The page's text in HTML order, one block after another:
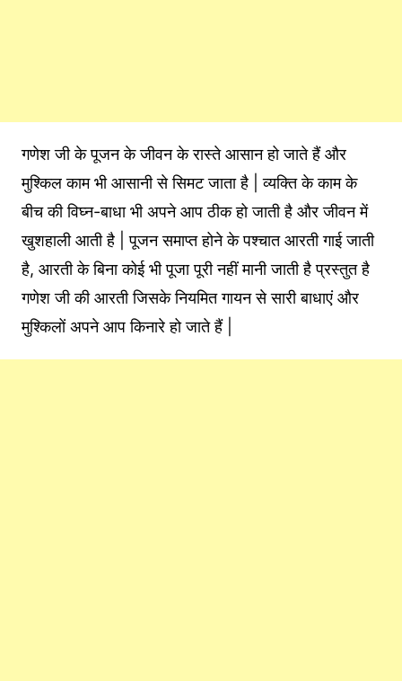
गणेश जी के पूजन के जीवन के रास्ते आसान हो जाते हैं और
मुश्किल काम भी आसानी से सिमट जाता है | व्यक्ति के काम के
बीच की विघ्न-बाधा भी अपने आप ठीक हो जाती है और जीवन में
खुशहाली आती है | पूजन समाप्त होने के पश्चात आरती गाई जाती
है, आरती के बिना कोई भी पूजा पूरी नहीं मानी जाती है प्रस्तुत है
गणेश जी की आरती जिसके नियमित गायन से सारी बाधाएं और
मुश्किलों अपने आप किनारे हो जाते हैं |